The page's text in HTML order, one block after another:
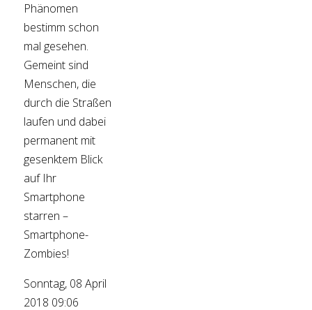
Phänomen
bestimm schon
mal gesehen.
Gemeint sind
Menschen, die
durch die Straßen
laufen und dabei
permanent mit
gesenktem Blick
auf Ihr
Smartphone
starren –
Smartphone-
Zombies!
Sonntag, 08 April
2018 09:06